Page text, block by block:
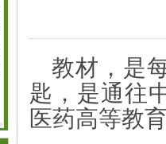
教材，是
匙，是通往
医药高等教